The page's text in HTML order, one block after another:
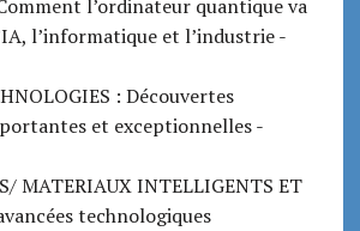
l’ordinateur quantique va
l’informatique et l’industrie-
: Découvertes
et exceptionnelles-
MATERIAUX INTELLIGENTS ET
technologiques